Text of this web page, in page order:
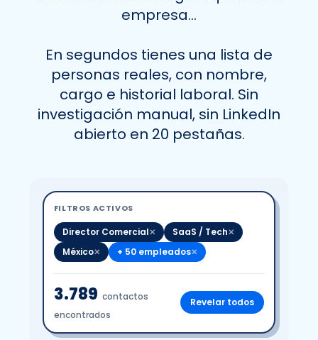
empresa…
En segundos tienes una lista de
personas reales, con nombre,
cargo e historial laboral. Sin
investigación manual, sin LinkedIn
abierto en 20 pestañas.
FILTROS ACTIVOS
Director Comercial✕ SaaS / Tech✕
México✕ + 50 empleados✕
3.789 contactos
encontrados
Revelar todos